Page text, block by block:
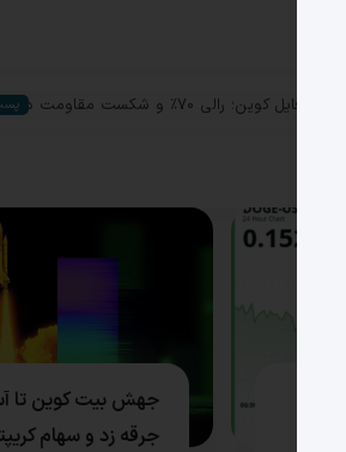
فایل کوین؛ رالی ۷۰٪ و شکست مقاومت در بخش DePIN
جرقه زد و سهام